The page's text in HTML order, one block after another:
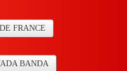
FRANCE
BANDA